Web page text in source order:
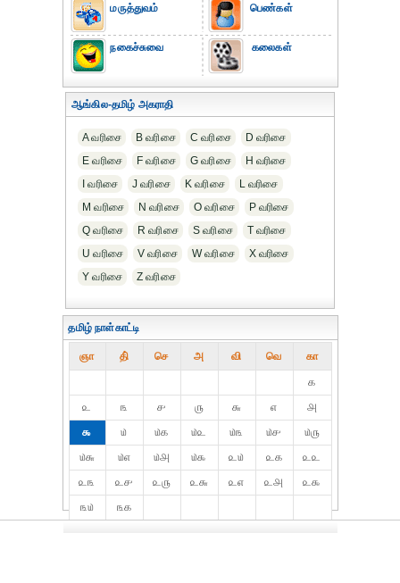
மருத்துவம்
நகைச்சுவை
பெண்கள்
கலைகள்
ஆங்கில-தமிழ் அகராதி
A வரிசை B வரிசை C வரிசை
D வரிசை
E வரிசை
F வரிசை G வரிசை
H வரிசை
I வரிசை
J வரிசை K வரிசை
L வரிசை
M வரிசை
N வரிசை O வரிசை
P வரிசை
Q வரிசை
R வரிசை S வரிசை
T வரிசை
U வரிசை
V வரிசை W வரிசை
X வரிசை
Y வரிசை
Z வரிசை
தமிழ் நாள்காட்டி
ஞா தி் செ அ வி வெ கா
௧
௨
௩ ௪ ௫ ௬ ௭
௮
௯
௰ ௰௧ ௰௨ ௰௩ ௰௪
௰௫
௰௬
௰௭ ௰௮ ௰௯ ௨௰ ௨௧
௨௨
௨௩
௨௪ ௨௫ ௨௬ ௨௭ ௨௮
௨௯
௩௰
௩௧